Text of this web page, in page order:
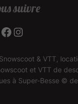
suivre
Facebook Instagram
& VTT,
et VTT de
à Super-Besse ©